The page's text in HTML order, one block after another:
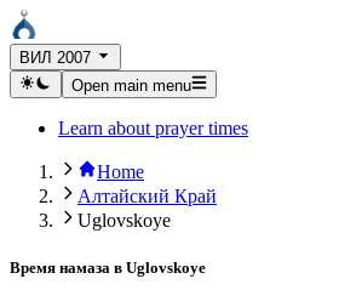
ВИЛ 2007
Open main menu
Learn about prayer times
Home
Алтайский Край
Uglovskoye
Время намаза в Uglovskoye